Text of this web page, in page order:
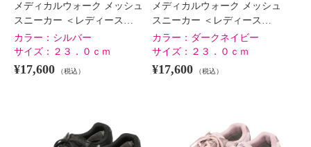
メディカルウォーク メッシュ
スニーカー ＜レディース…
カラー： シルバー
サイズ： ２３．０ｃｍ
¥17,600 （税込）
メディカルウォーク メッシュ
スニーカー ＜レディース…
カラー： ダークネイビー
サイズ： ２３．０ｃｍ
¥17,600 （税込）